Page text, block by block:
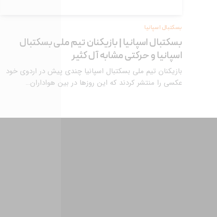
بسکتبال اسپانیا
بسکتبال اسپانیا | بازیکنان تیم ملی بسکتبال
اسپانیا و حرکتی مشابه آل کثیر
بازیکنان تیم ملی بسکتبال اسپانیا چندی پیش در اردوی خود
عکسی را منتشر کردند که این روزها در بین هواداران…